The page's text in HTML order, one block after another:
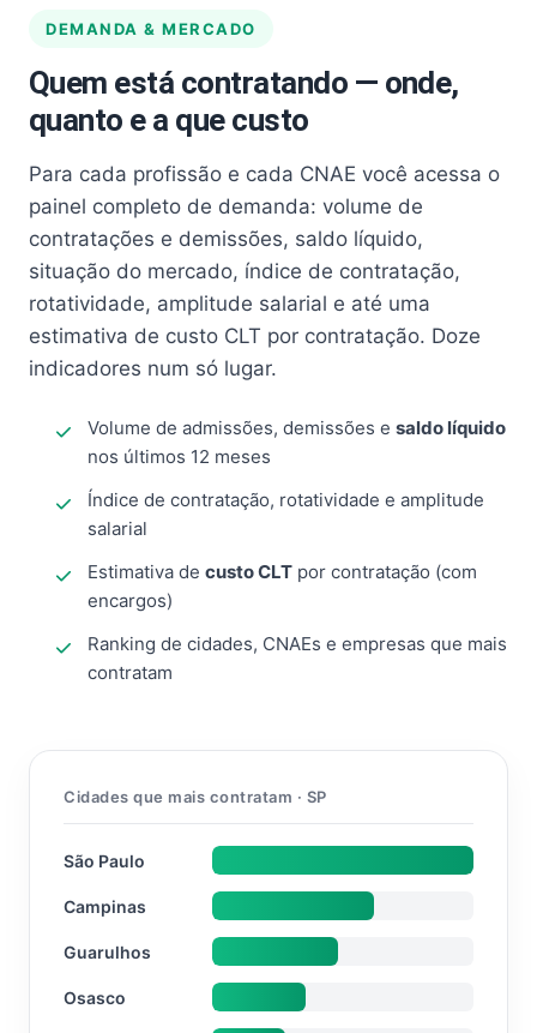
DEMANDA & MERCADO
Quem está contratando — onde,
quanto e a que custo
Para cada profissão e cada CNAE você acessa o
painel completo de demanda: volume de
contratações e demissões, saldo líquido,
situação do mercado, índice de contratação,
rotatividade, amplitude salarial e até uma
estimativa de custo CLT por contratação. Doze
indicadores num só lugar.
Volume de admissões, demissões e saldo líquido
nos últimos 12 meses
Índice de contratação, rotatividade e amplitude
salarial
Estimativa de custo CLT por contratação (com
encargos)
Ranking de cidades, CNAEs e empresas que mais
contratam
Cidades que mais contratam · SP
São Paulo
Campinas
Guarulhos
Osasco